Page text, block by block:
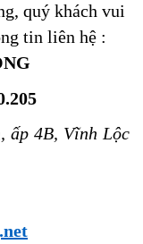
quý khách vui
tin liên hệ :
ấp 4B, Vĩnh Lộc